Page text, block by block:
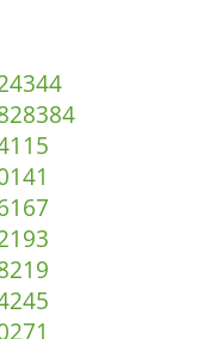
4344
8384
115
141
167
193
219
245
271